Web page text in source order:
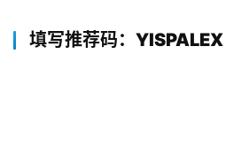
填写推荐码：